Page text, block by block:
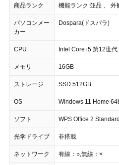
商品ランク 機能ランク:並品 、 外
パソコンメー
カー
Dospara(ドスパラ)
CPU Intel Core i5 第12世
メモリ 16GB
ストレージ SSD 512GB
OS Windows 11 Home
ソフト WPS Office 2
光学ドライブ 非搭載
ネットワーク 有線：○,無線：×